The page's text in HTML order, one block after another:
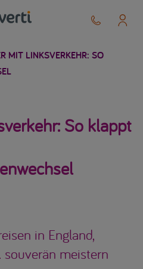
MIT LINKSVERKEHR: SO
So klappt
in England,
meistern